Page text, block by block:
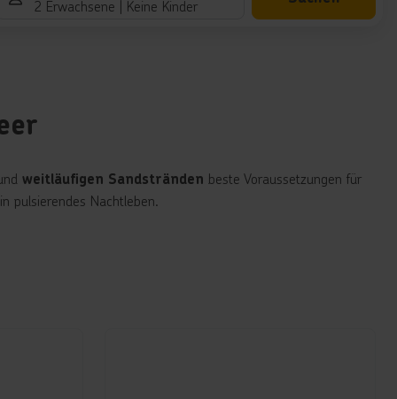
2 Erwachsene Keine Kinder
weitläufigen Sandstränden beste Voraussetzungen für
pulsierendes Nachtleben.